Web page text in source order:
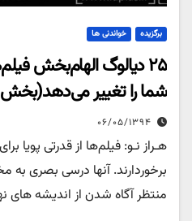
برگزیده خواندنی ها
۲۵ دیالوگ الهام‌بخش
شما را تغییر
۰۶/۰۵/۱۳۹۴
هـراز نـو: فیلم‌ها از قدرتی پویا
برخوردارند. آنها درسی بصری
منتظر آگاه شدن از اندیشه های